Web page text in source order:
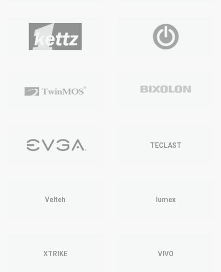
TECLAST
Velteh lumex
XTRIKE VIVO